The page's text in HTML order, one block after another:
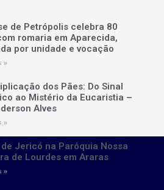
de Petrópolis celebra 80
romaria em Aparecida,
por unidade e vocação
»
dos Pães: Do Sinal
ao Mistério da Eucaristia –
Alves
»
Jericó na Paróquia Nossa
de Lourdes em Araras
»